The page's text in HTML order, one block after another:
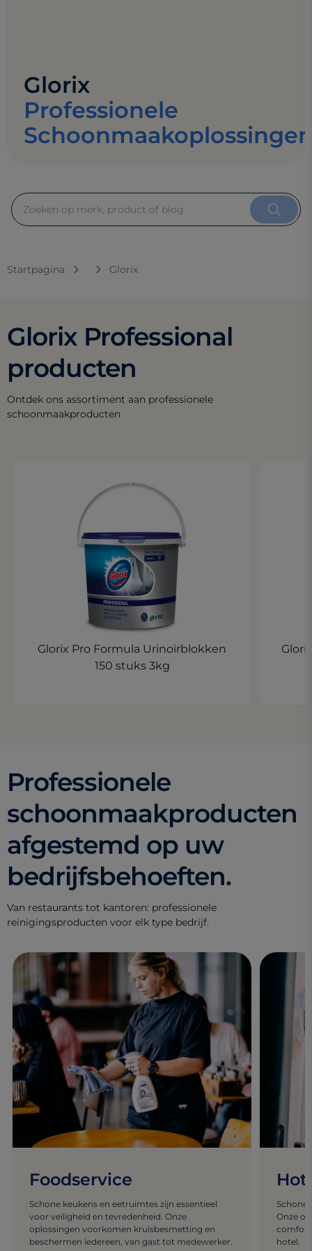
Glorix
Professionele
Startpagina Glorix
Glorix Professional
producten
Ontdek ons assortiment aan professionele
schoonmaakproducten
Glorix Pro Formula Urinoirblokken
150 stuks 3kg
Professionele
schoonmaakproducten
afgestemd op uw
bedrijfsbehoeften.
Van restaurants tot kantoren: professionele
reinigingsproducten voor elk type bedrijf.
Foodservice
Schone keukens en eetruimtes zijn essentieel
voor veiligheid en tevredenheid. Onze
oplossingen voorkomen kruisbesmetting en
beschermen iedereen, van gast tot medewerker.
Schone
Onze
comfort
hotel.